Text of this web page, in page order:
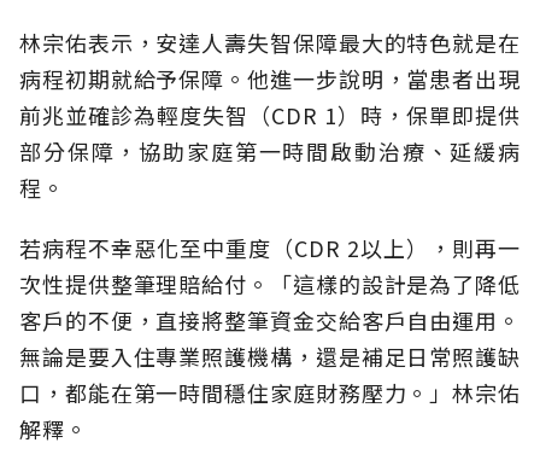
林宗佑表示，安達人壽失智保障最大的特色就是在
病程初期就給予保障。他進一步說明，當患者出現
前兆並確診為輕度失智（CDR 1）時，保單即提供
部分保障，協助家庭第一時間啟動治療、延緩病
程。
若病程不幸惡化至中重度（CDR 2以上），則再一
次性提供整筆理賠給付。「這樣的設計是為了降低
客戶的不便，直接將整筆資金交給客戶自由運用。
無論是要入住專業照護機構，還是補足日常照護缺
口，都能在第一時間穩住家庭財務壓力。」林宗佑
解釋。